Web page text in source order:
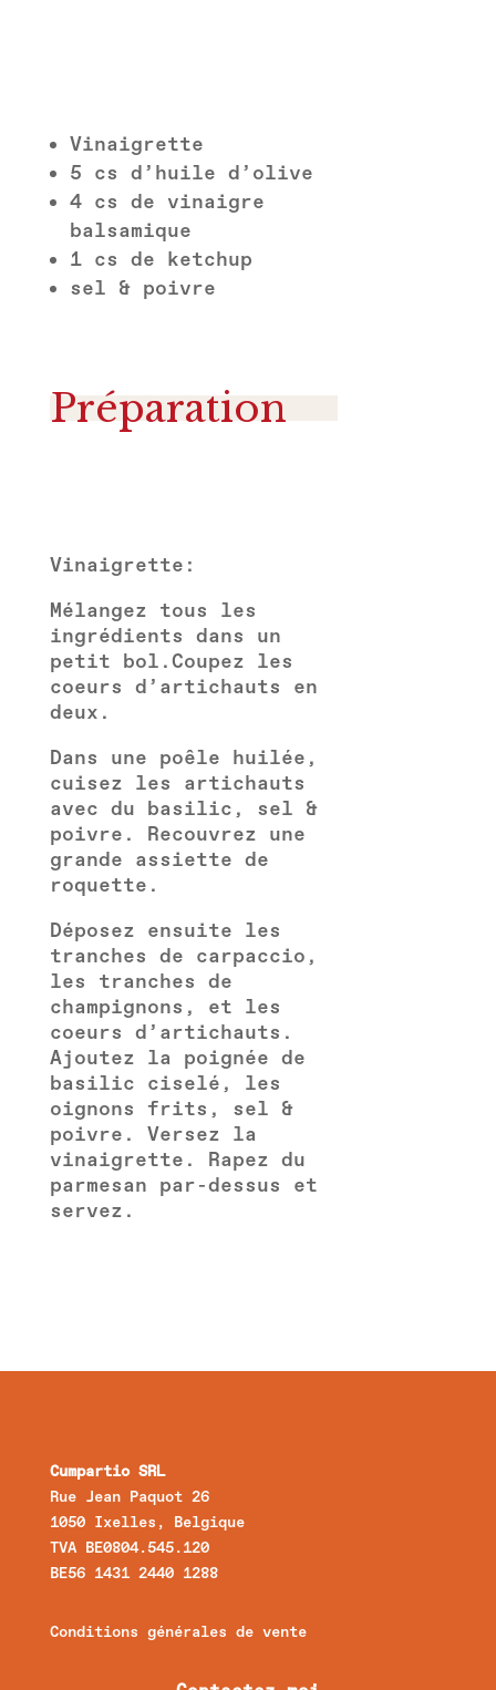
Vinaigrette
5 cs d’huile d’olive
4 cs de vinaigre
balsamique
1 cs de ketchup
sel & poivre
Préparation
Vinaigrette:
Mélangez tous les
ingrédients dans un
petit bol.Coupez les
coeurs d’artichauts en
deux.
Dans une poêle huilée,
cuisez les artichauts
avec du basilic, sel &
poivre. Recouvrez une
grande assiette de
roquette.
Déposez ensuite les
tranches de carpaccio,
les tranches de
champignons, et les
coeurs d’artichauts.
Ajoutez la poignée de
basilic ciselé, les
oignons frits, sel &
poivre. Versez la
vinaigrette. Rapez du
parmesan par-dessus et
servez.
Cumpartio SRL
Rue Jean Paquot 26
1050 Ixelles, Belgique
TVA BE0804.545.120
BE56 1431 2440 1288
Conditions générales de vente